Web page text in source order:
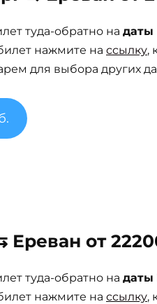
туда-обратно на даты
нажмите на ссылку,
для выбора других
Ереван от
туда-обратно на даты
нажмите на ссылку,